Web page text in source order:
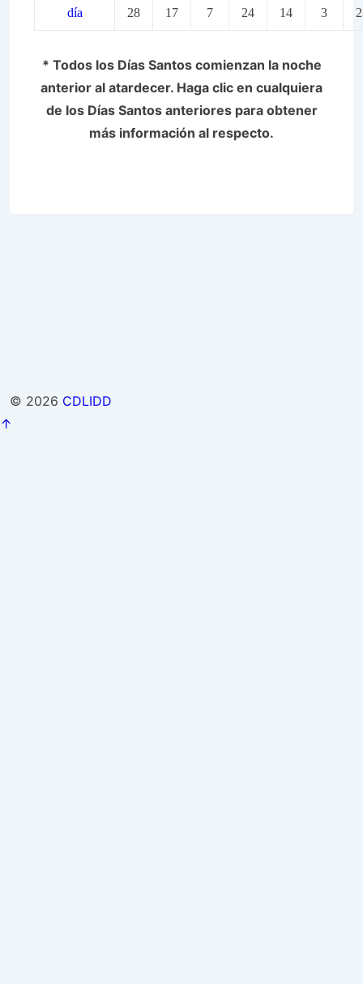
día
28
17
7
24
14
3
* Todos los Días Santos comienzan la noche
anterior al atardecer. Haga clic en cualquiera
de los Días Santos anteriores para obtener
más información al respecto.
© 2026 CDLIDD
↑